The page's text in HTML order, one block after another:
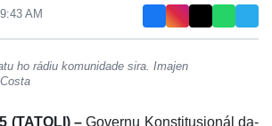
AM
ho rádiu komunidade sira. Imajen
(TATOLI) –Governu Konstitusionál da-